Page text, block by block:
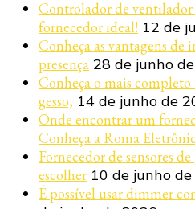
Controlador de ventilador
fornecedor ideal! 12 de
Conheça as vantagens de
presença 28 de junho
Conheça o mais completo
gesso, 14 de junho de
Onde encontrar um
Conheça a Roma
Fornecedor de sensores
escolher 10 de junho
É possível usar dimmer